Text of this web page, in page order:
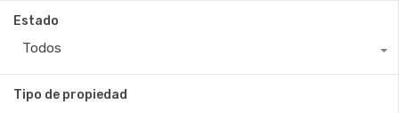
Estado
Todos
Tipo de propiedad